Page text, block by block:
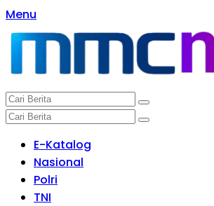
Langsung
ke
konten
Menu
E-Katalog
Nasional
Polri
TNI